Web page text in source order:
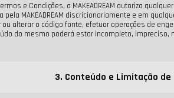
e Condições, a MAKEADREAM autoriza
MAKEADREAM discricionariamente e em
alterar o código fonte, efetuar operações de
do mesmo poderá estar incompleto,
3. Conteúdo e Limitação